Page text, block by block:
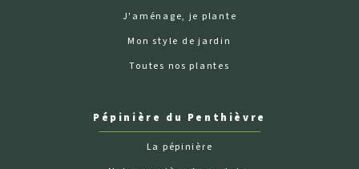
J'aménage, je plante
Mon style de jardin
Toutes nos plantes
Pépinière du Penthièvre
La pépinière